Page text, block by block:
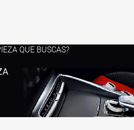
QUE BUSCAS?